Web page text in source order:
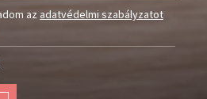
azadatvédelmi szabályzatot